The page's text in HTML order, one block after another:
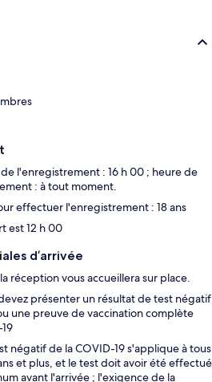
l'enregistrement : 16 h 00 ; heure de
: à tout moment.
effectuer l'enregistrement : 18 ans
est 12 h 00
d’arrivée
réception vous accueillera sur place.
présenter un résultat de test négatif
une preuve de vaccination complète
négatif de la COVID-19 s'applique à tous
et plus, et le test doit avoir été effectué
avant l'arrivée ; l'exigence de la